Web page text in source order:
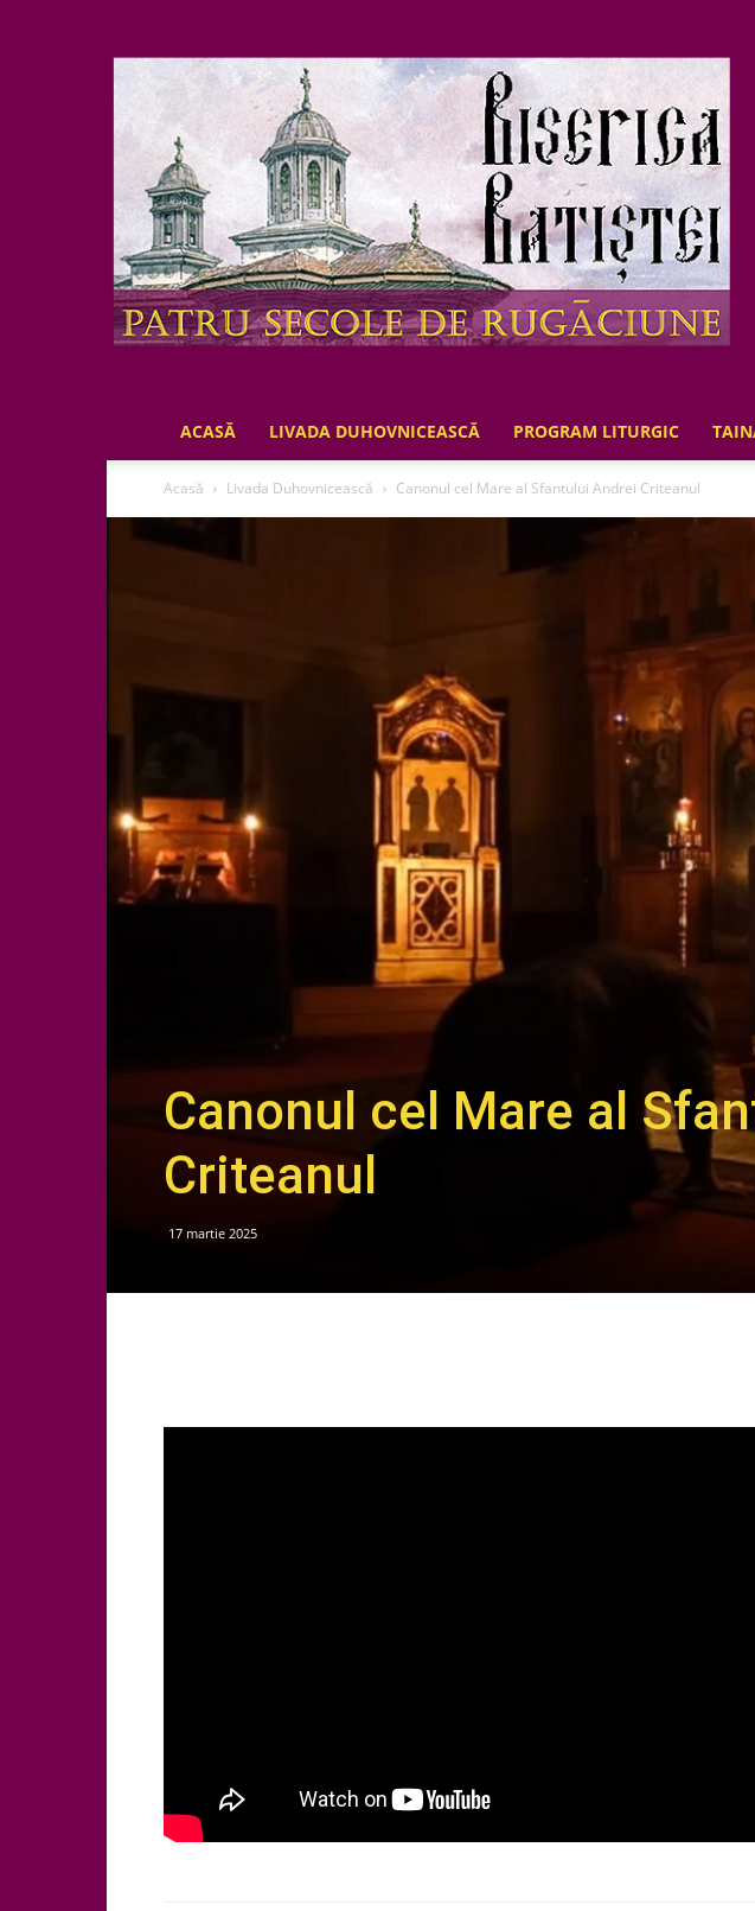
ACASĂ LIVADA DUHOVNICEASCĂ PROGRAM LITURGIC
Acasă Livada Duhovnicească Canonul cel Mare al Sfantului Andrei Criteanul
Canonul cel Mare al
Criteanul
17 martie 2025